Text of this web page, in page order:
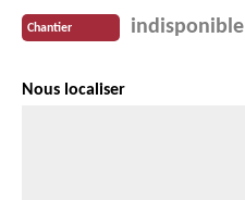
Chantier indisponible
Nous localiser